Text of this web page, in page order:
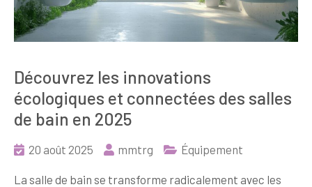
Découvrez les innovations
écologiques et connectées des salles
de bain en 2025
20 août 2025 mmtrg Équipement
La salle de bain se transforme radicalement avec les